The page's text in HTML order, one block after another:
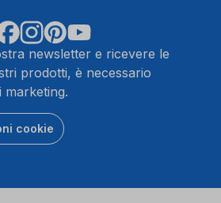
newsletter e ricevere le
prodotti, è necessario
marketing.
cookie